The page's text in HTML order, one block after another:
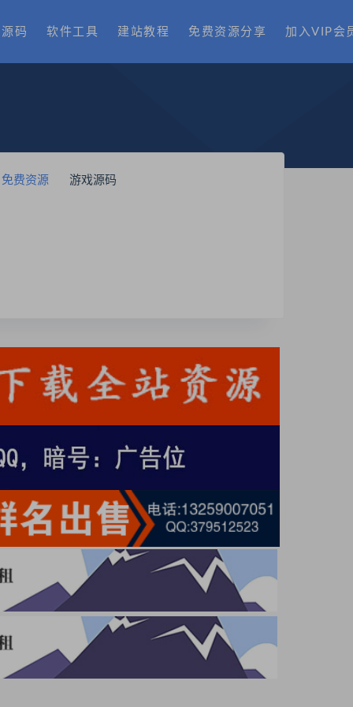
码 软件工具 建站教程 免费资源分享 加入VIP会
免费资源 游戏源码